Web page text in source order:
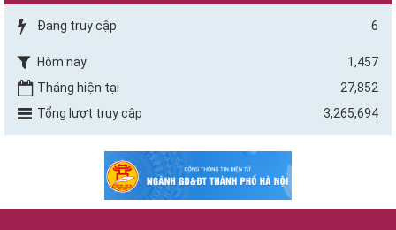
Đang truy cập 6
Hôm nay
1,457
Tháng hiện tại
27,852
Tổng lượt truy cập
3,265,694